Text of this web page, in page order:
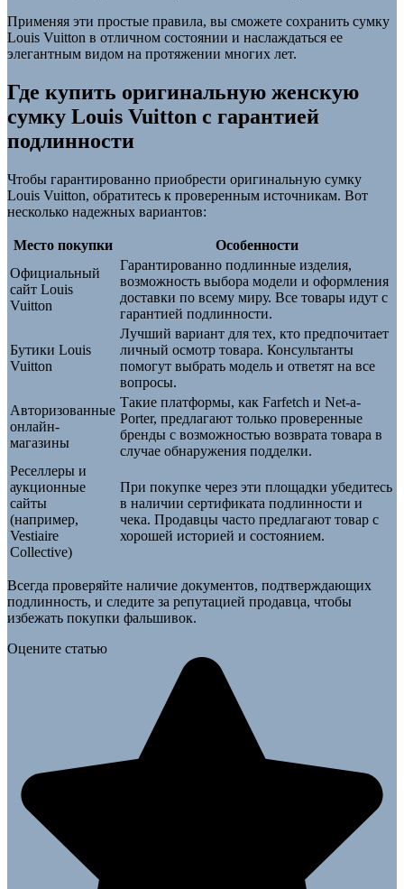
Применяя эти простые правила, вы сможете сохранить сумку
Louis Vuitton в отличном состоянии и наслаждаться ее
элегантным видом на протяжении многих лет.
Где купить оригинальную женскую
сумку Louis Vuitton с гарантией
подлинности
Чтобы гарантированно приобрести оригинальную сумку
Louis Vuitton, обратитесь к проверенным источникам. Вот
несколько надежных вариантов:
Место покупки
Особенности
Официальный
сайт Louis
Vuitton
Гарантированно подлинные изделия,
возможность выбора модели и оформления
доставки по всему миру. Все товары идут с
гарантией подлинности.
Бутики Louis
Vuitton
Лучший вариант для тех, кто предпочитает
личный осмотр товара. Консультанты
помогут выбрать модель и ответят на все
вопросы.
Авторизованные
онлайн-
магазины
Такие платформы, как Farfetch и Net-a-
Porter, предлагают только проверенные
бренды с возможностью возврата товара в
случае обнаружения подделки.
Реселлеры и
аукционные
сайты
(например,
Vestiaire
Collective)
При покупке через эти площадки убедитесь
в наличии сертификата подлинности и
чека. Продавцы часто предлагают товар с
хорошей историей и состоянием.
Всегда проверяйте наличие документов, подтверждающих
подлинность, и следите за репутацией продавца, чтобы
избежать покупки фальшивок.
Оцените статью